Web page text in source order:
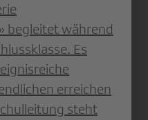
begleitet während
Es
erreichen
steht